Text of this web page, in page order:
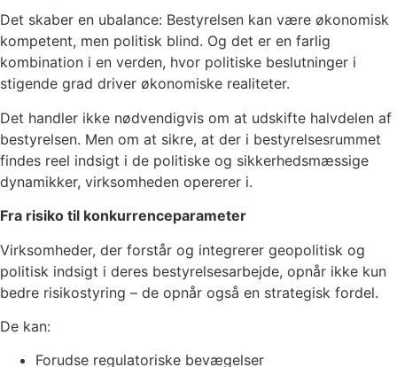
Det skaber en ubalance: Bestyrelsen kan være økonomisk
kompetent, men politisk blind. Og det er en farlig
kombination i en verden, hvor politiske beslutninger i
stigende grad driver økonomiske realiteter.
Det handler ikke nødvendigvis om at udskifte halvdelen af
bestyrelsen. Men om at sikre, at der i bestyrelsesrummet
findes reel indsigt i de politiske og sikkerhedsmæssige
dynamikker, virksomheden opererer i.
Fra risiko til konkurrenceparameter
Virksomheder, der forstår og integrerer geopolitisk og
politisk indsigt i deres bestyrelsesarbejde, opnår ikke kun
bedre risikostyring – de opnår også en strategisk fordel.
De kan:
Forudse regulatoriske bevægelser